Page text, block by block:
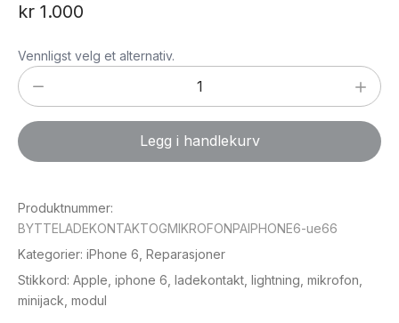
kr 1.000
Vennligst velg et alternativ.
Bytte
ladekontakt
og
mikrofon
iPhone
6
antall
Legg i handlekurv
Produktnummer:
BYTTELADEKONTAKTOGMIKROFONPAIPHONE6-ue66
Kategorier: iPhone 6 Reparasjoner
Stikkord: Apple iphone 6 ladekontakt lightning mikrofon
minijack modul